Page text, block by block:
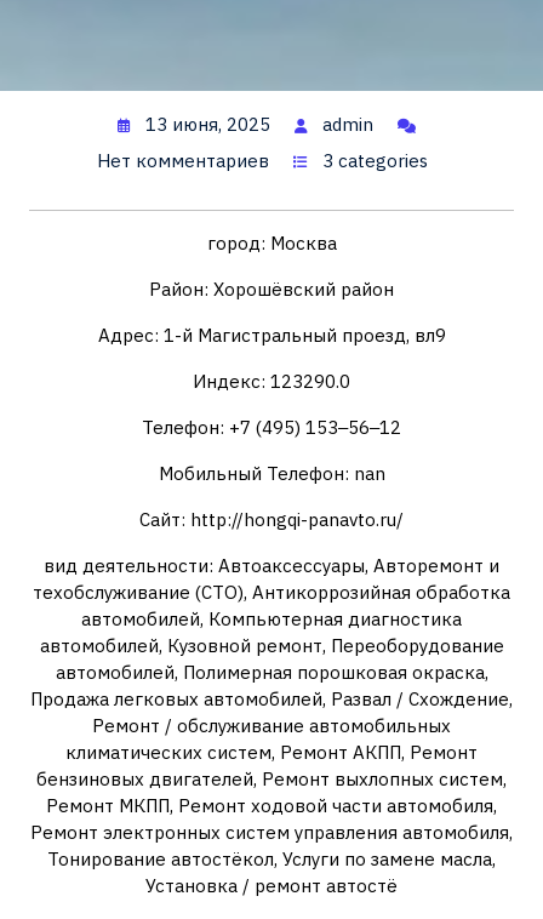
13 июня, 2025
admin
Нет комментариев
3 categories
город: Москва
Район: Хорошёвский район
Адрес: 1-й Магистральный проезд, вл9
Индекс: 123290.0
Телефон: +7 (495) 153‒56‒12
Мобильный Телефон: nan
Сайт: http://hongqi-panavto.ru/
вид деятельности: Автоаксессуары, Авторемонт и
техобслуживание (СТО), Антикоррозийная обработка
автомобилей, Компьютерная диагностика
автомобилей, Кузовной ремонт, Переоборудование
автомобилей, Полимерная порошковая окраска,
Продажа легковых автомобилей, Развал / Схождение,
Ремонт / обслуживание автомобильных
климатических систем, Ремонт АКПП, Ремонт
бензиновых двигателей, Ремонт выхлопных систем,
Ремонт МКПП, Ремонт ходовой части автомобиля,
Ремонт электронных систем управления автомобиля,
Тонирование автостёкол, Услуги по замене масла,
Установка / ремонт автостё